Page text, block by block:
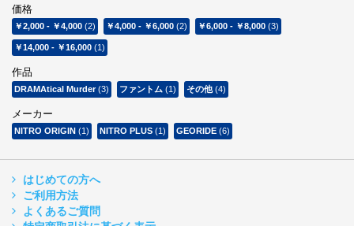
価格
￥2,000 - ￥4,000 (2) ￥4,000 - ￥6,000 (2) ￥6,000 - ￥8,000 (3)
￥14,000 - ￥16,000 (1)
作品
DRAMAtical Murder(3) ファントム (1) その他(4)
メーカー
NITRO ORIGIN (1) NITRO PLUS (1) GEORIDE (6)
はじめての方へ
ご利用方法
よくあるご質問